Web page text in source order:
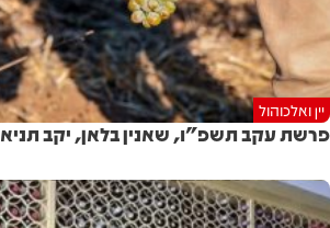
יין ואלכוהול
פרשת עקב תשפ"ו, שאנין בלאן, יקב תניא